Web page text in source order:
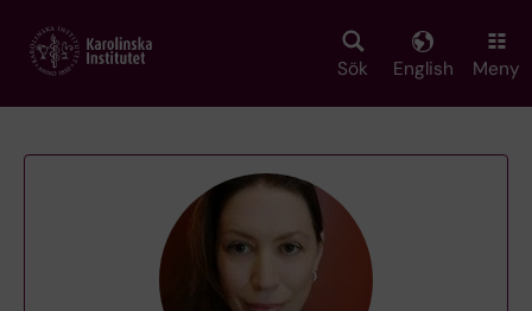
main
Sök English Meny